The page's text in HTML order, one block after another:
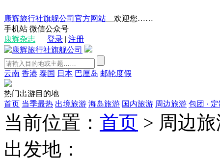
康辉旅行社旗舰公司官方网站 __欢迎您……
手机站 微信公众号
康辉杂志
登录 | 注册
云南 香港 泰国 日本 巴厘岛 邮轮度假
热门出游目的地
首页 当季最热 出境旅游 海岛旅游 国内旅游 周边旅游 包团 ·
当前位置： 首页 > 周边
出发地：